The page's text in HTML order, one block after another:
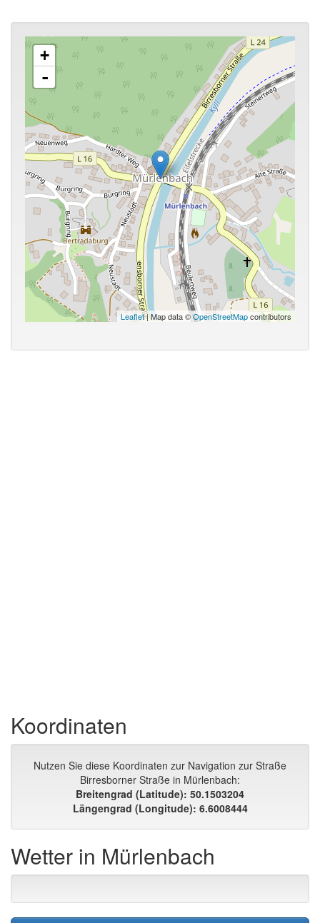
+
-
Leaflet| Map data ©OpenStreetMapcontributors
Koordinaten
Nutzen Sie diese Koordinaten zur Navigation zur Straße
Birresborner Straße in Mürlenbach:
Breitengrad (Latitude): 50.1503204
Längengrad (Longitude): 6.6008444
Wetter in Mürlenbach